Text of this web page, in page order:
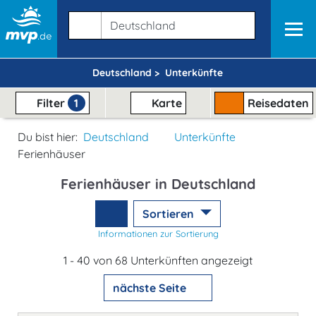
Deutschland > Unterkünfte
Filter 1 Karte Reisedaten
Du bist hier: Deutschland
Unterkünfte
Ferienhäuser
Ferienhäuser in Deutschland
Sortieren
Informationen zur Sortierung
1 - 40 von 68 Unterkünften angezeigt
nächste Seite